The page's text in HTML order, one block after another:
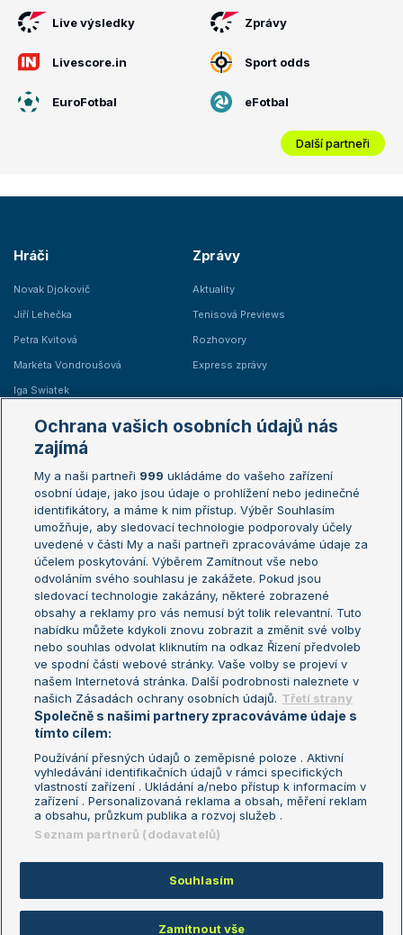
Live výsledky Zprávy
Livescore.in Sport odds
EuroFotbal eFotbal
Další partneři
Hráči
Novak Djokovič
Jiří Lehečka
Petra Kvitová
Markéta Vondroušová
Iga Swiatek
Zprávy
Aktuality
Tenisová Previews
Rozhovory
Express zprávy
Žebříčky
Žebříček ATP (muži)
Žebříček WTA (ženy)
Sázkařský žebříček
Australian Open
French Open
Wimbledon
US Open
Turnaj mistrů
Turnaj mistryň
Aktualní trendy
Fotbalové přestupy
Livesport Daily
LS Prague Open
Podmínky užití
Nastavení soukromí
GDPR a žurnalistika
Reklama
Kontakt
Informace o zpracování osobních
údajů
Copyright © 2008-2026 TenisPortal.cz. Využíváme zpravodajství ČTK.
Ochrana vašich osobních údajů nás
zajímá
My a naši partneři 999 ukládáme do vašeho zařízení
osobní údaje, jako jsou údaje o prohlížení nebo jedinečné
identifikátory, a máme k nim přístup. Výběr Souhlasím
umožňuje, aby sledovací technologie podporovaly účely
uvedené v části My a naši partneři zpracováváme údaje za
účelem poskytování. Výběrem Zamítnout vše nebo
odvoláním svého souhlasu je zakážete. Pokud jsou
sledovací technologie zakázány, některé zobrazené
obsahy a reklamy pro vás nemusí být tolik relevantní. Tuto
nabídku můžete kdykoli znovu zobrazit a změnit své volby
nebo souhlas odvolat kliknutím na odkaz Řízení předvoleb
ve spodní části webové stránky. Vaše volby se projeví v
našem Internetová stránka. Další podrobnosti naleznete v
našich Zásadách ochrany osobních údajů. Třetí strany
Společně s našimi partnery zpracováváme údaje s
tímto cílem:
Používání přesných údajů o zeměpisné poloze . Aktivní
vyhledávání identifikačních údajů v rámci specifických
vlastností zařízení . Ukládání a/nebo přístup k informacím v
zařízení . Personalizovaná reklama a obsah, měření reklam
a obsahu, průzkum publika a rozvoj služeb .
Seznam partnerů (dodavatelů)
Souhlasím
Zamítnout vše